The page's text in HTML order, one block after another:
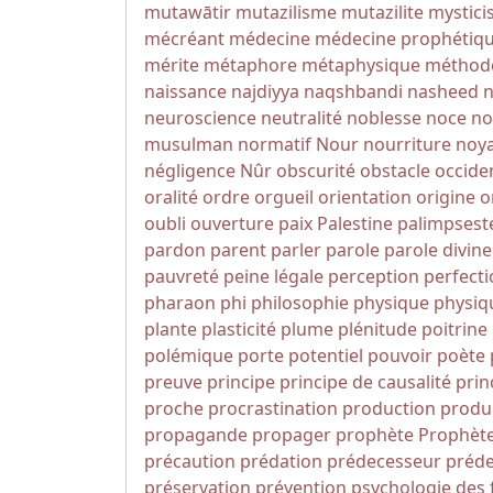
mutawātir mutazilisme mutazilite
mécréant médecine médecine
mérite métaphore métaphysique
naissance najdiyya naqshbandi nasheed
neuroscience neutralité noblesse noce
musulman normatif Nour nourriture
négligence Nûr obscurité obstacle
oralité ordre orgueil orientation origine
oubli ouverture paix Palestine
pardon parent parler parole parole divine
pauvreté peine légale perception
pharaon phi philosophie physique
plante plasticité plume plénitude poitrine
polémique porte potentiel pouvoir poète
preuve principe principe de causalité
proche procrastination production
propagande propager prophète
précaution prédation prédecesseur
préservation prévention psychologie des